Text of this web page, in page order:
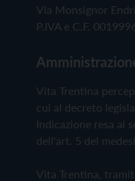
Via Monsignor
P.IVA e C.F.
Vita Trentina
cui al decreto
Indicazione resa ai
dell'art. 5 del
Vita Trentina,